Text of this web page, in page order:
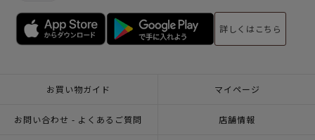
詳しくはこちら
お買い物ガイド マイページ
お問い合わせ - よくあるご質問 店舗情報